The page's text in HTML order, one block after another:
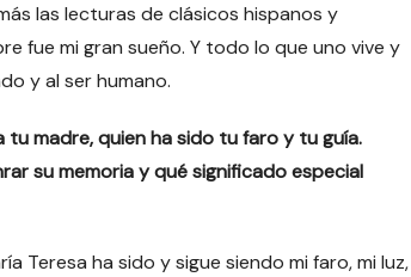
las lecturas de clásicos hispanos y
fue mi gran sueño. Y todo lo que uno vive y
y al ser humano.
tu madre, quien ha sido tu faro y tu guía.
su memoria y qué significado especial
Teresa ha sido y sigue siendo mi faro, mi luz,